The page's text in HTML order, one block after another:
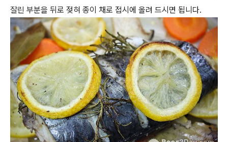
잘린 부분을 뒤로 젖혀 종이 채로 접시에 올려 드시면 됩니다.